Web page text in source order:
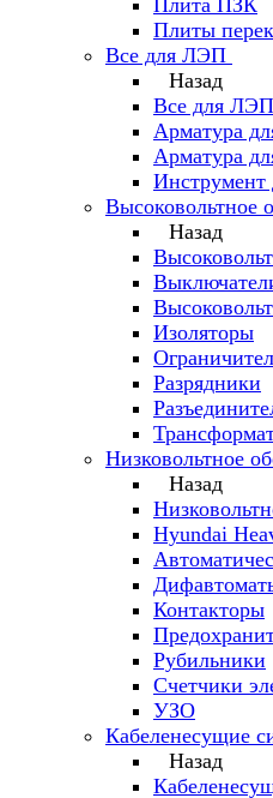
Плита ПЗК
Плиты
Все для ЛЭП
Назад
Все для ЛЭП
Арматура
Арматура
Высоковольтное
Назад
Изоляторы
Разрядники
Низковольтное
Назад
Hyundai
Контакторы
Рубильники
Счетчики
УЗО
Кабеленесущие
Назад